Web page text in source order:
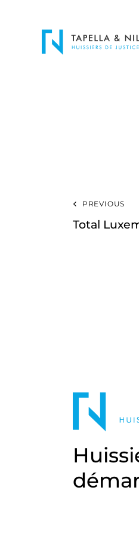
PREVIOUS
Total